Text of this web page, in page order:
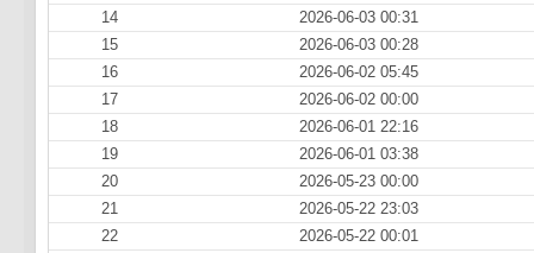
14
2026-06-03 00:31
15
2026-06-03 00:28
16
2026-06-02 05:45
17
2026-06-02 00:00
18
2026-06-01 22:16
19
2026-06-01 03:38
20
2026-05-23 00:00
21
2026-05-22 23:03
22
2026-05-22 00:01